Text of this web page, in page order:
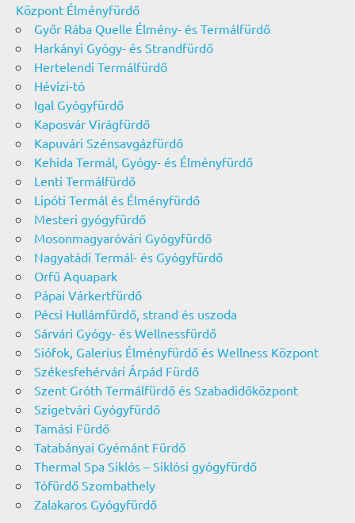
Központ Élményfürdő
Győr Rába Quelle Élmény- és Termálfürdő
Harkányi Gyógy- és Strandfürdő
Hertelendi Termálfürdő
Hévízi-tó
Igal Gyógyfürdő
Kaposvár Virágfürdő
Kapuvári Szénsavgázfürdő
Kehida Termál, Gyógy- és Élményfürdő
Lenti Termálfürdő
Lipóti Termál és Élményfürdő
Mesteri gyógyfürdő
Mosonmagyaróvári Gyógyfürdő
Nagyatádi Termál- és Gyógyfürdő
Orfű Aquapark
Pápai Várkertfürdő
Pécsi Hullámfürdő, strand és uszoda
Sárvári Gyógy- és Wellnessfürdő
Siófok, Galerius Élményfürdő és Wellness Központ
Székesfehérvári Árpád Fürdő
Szent Gróth Termálfürdő és Szabadidőközpont
Szigetvári Gyógyfürdő
Tamási Fürdő
Tatabányai Gyémánt Fürdő
Thermal Spa Siklós – Siklósi gyógyfürdő
Tófürdő Szombathely
Zalakaros Gyógyfürdő